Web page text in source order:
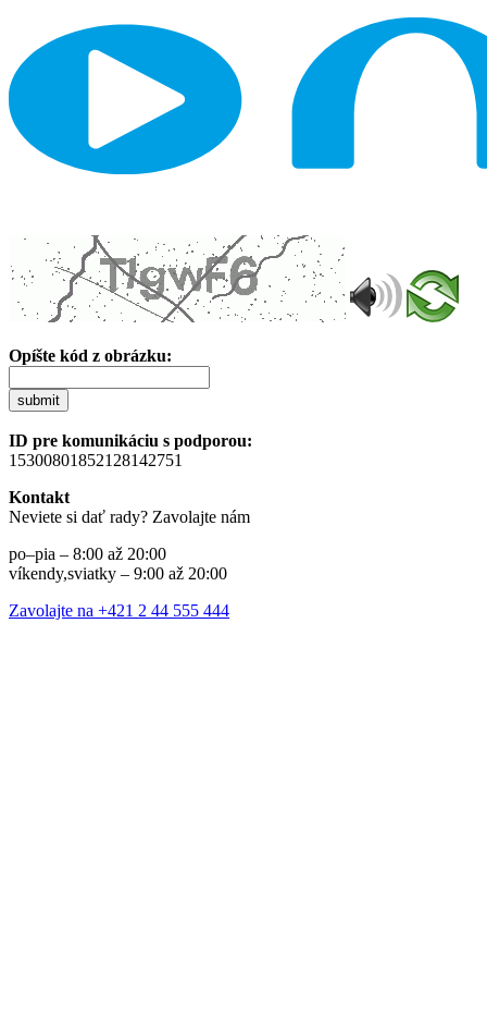
Opíšte kód z obrázku:
submit
ID pre komunikáciu s podporou:
15300801852128142751
Kontakt
Neviete si dať rady? Zavolajte nám
po–pia – 8:00 až 20:00
víkendy,sviatky – 9:00 až 20:00
Zavolajte na +421 2 44 555 444